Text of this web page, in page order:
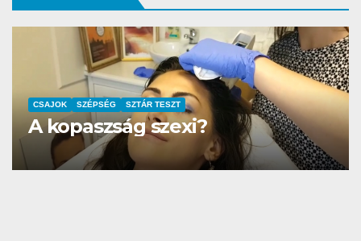
AUTÓ-MOTOR SZTÁR TESZT
DS3 és Zanzibár Rita